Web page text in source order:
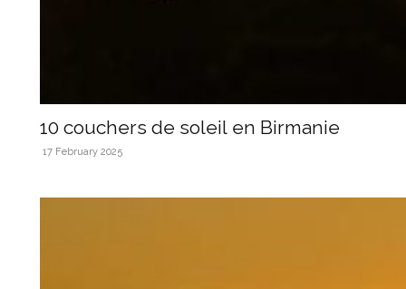
10 couchers de soleil en Birmanie
17 February 2025